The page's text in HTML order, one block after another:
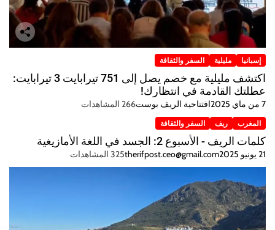
إسبانيا مليلية السفر والثقافة
اكتشف مليلية مع خصم يصل إلى 751 تيرابايت 3 تيرابايت:
عطلتك القادمة في انتظارك!
7 من ماي 2025 افتتاحية الريف بوست266 المشاهدات
المغرب ريف السفر والثقافة
كلمات الريف - الأسبوع 2: الجسد في اللغة الأمازيغية
21 يونيو 2025 therifpost.ceo@gmail.com325 المشاهدات